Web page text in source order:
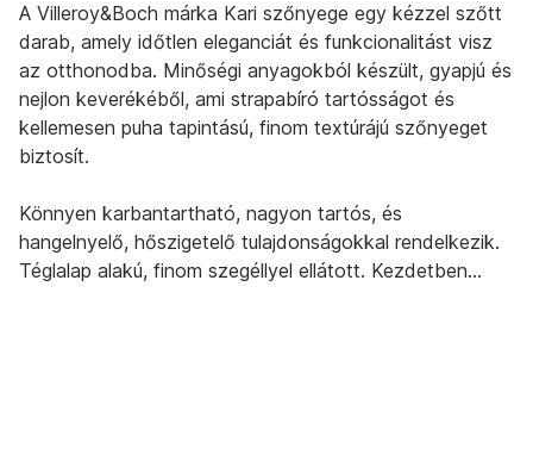
A Villeroy&Boch márka Kari szőnyege egy kézzel szőtt
darab, amely időtlen eleganciát és funkcionalitást visz
az otthonodba. Minőségi anyagokból készült, gyapjú és
nejlon keverékéből, ami strapabíró tartósságot és
kellemesen puha tapintású, finom textúrájú szőnyeget
biztosít.
Könnyen karbantartható, nagyon tartós, és
hangelnyelő, hőszigetelő tulajdonságokkal rendelkezik.
Téglalap alakú, finom szegéllyel ellátott. Kezdetben